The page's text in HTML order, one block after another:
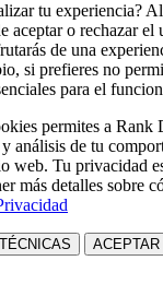
tu experiencia?
aceptar o rechazar el
de una
si prefieres no
para el
permites a
análisis de tu
web. Tu privacidad
más detalles sobre